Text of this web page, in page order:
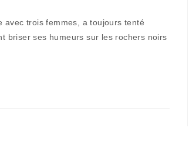
avec trois femmes, a toujours tenté
briser ses humeurs sur les rochers noirs